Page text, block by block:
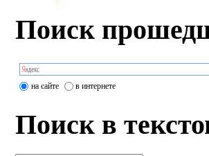
Поиск
на сайте в интернете
Поиск в